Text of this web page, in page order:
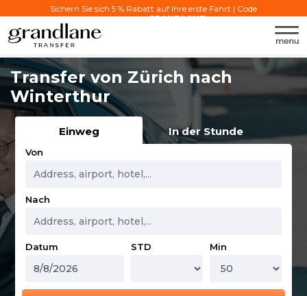
Sichern Sie sich 5 % Rabatt auf Ihre erste Fahrt | Code
verwenden:GRANDLANE
Transfer von Zürich nach
Winterthur
Einweg In der Stunde
Von
Nach
Datum STD Min